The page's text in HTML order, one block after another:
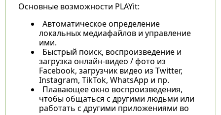
Основные возможности PLAYit:
Автоматическое определение
локальных медиафайлов и управление
ими.
Быстрый поиск, воспроизведение и
загрузка онлайн-видео / фото из
Facebook, загрузчик видео из Twitter,
Instagram, TikTok, WhatsApp и пр.
Плавающее окно воспроизведения,
чтобы общаться с другими людьми или
работать с другими приложениями во